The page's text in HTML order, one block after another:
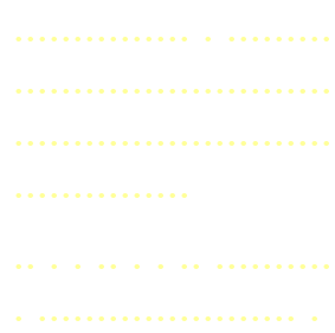
............... .
...............
.. . . .. . . ..
. ...................... .